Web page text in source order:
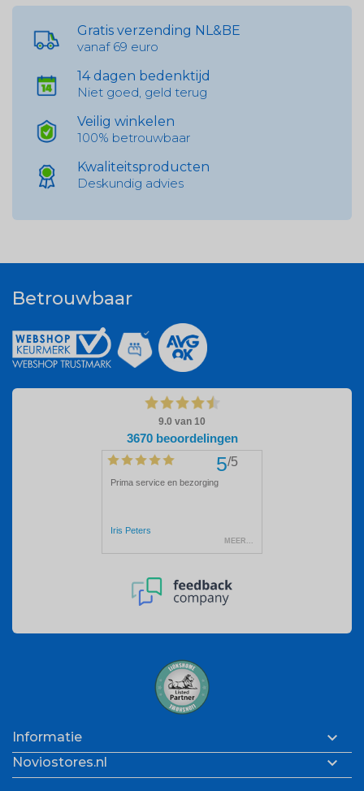
Gratis verzending NL&BE
vanaf 69 euro
14 dagen bedenktijd
Niet goed, geld terug
Veilig winkelen
100% betrouwbaar
Kwaliteitsproducten
Deskundig advies
Betrouwbaar
Informatie 
Noviostores.nl 